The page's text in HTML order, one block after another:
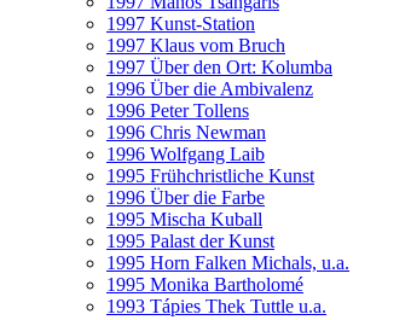
1997 Kunst-Station
1997 Klaus vom Bruch
1997 Über den Ort: Kolumba
1996 Über die Ambivalenz
1996 Peter Tollens
1996 Chris Newman
1996 Wolfgang Laib
1995 Frühchristliche Kunst
1996 Über die Farbe
1995 Mischa Kuball
1995 Palast der Kunst
1995 Horn Falken Michals, u.a.
1995 Monika Bartholomé
1993 Tápies Thek Tuttle u.a.